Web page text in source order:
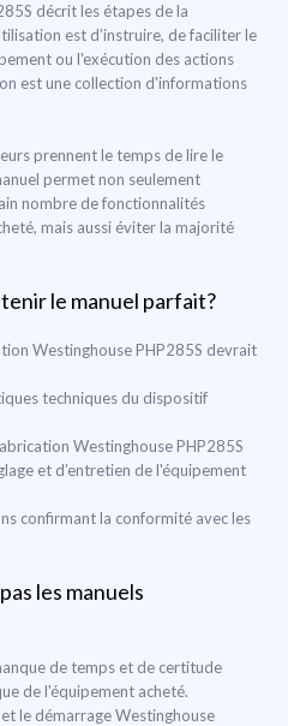
décrit les étapes de la
est d’instruire, de faciliter le
ou l'exécution des actions
est une collection d'informations
prennent le temps de lire le
permet non seulement
nombre de fonctionnalités
mais aussi éviter la majorité
le manuel parfait?
Westinghouse PHP285S devrait
techniques du dispositif
Westinghouse PHP285S
et d’entretien de l'équipement
confirmant la conformité avec les
les manuels
de temps et de certitude
de l'équipement acheté.
le démarrage Westinghouse